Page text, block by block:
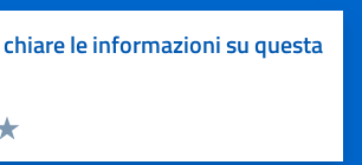
le informazioni su questa
5 stelle su 5
4 stelle su 5
su 5
su 5
5